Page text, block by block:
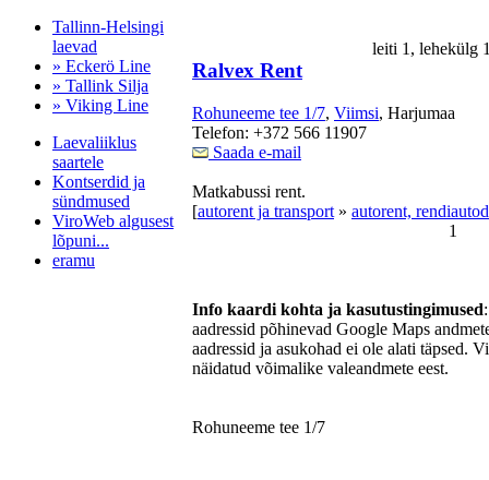
Tallinn-Helsingi
laevad
» Eckerö Line
» Tallink Silja
» Viking Line
Laevaliiklus
saartele
Kontserdid ja
sündmused
ViroWeb algusest
lõpuni...
eramu
leiti 1,
Ralvex Rent
Rohuneeme tee 1/7, Viimsi, Harjumaa
Telefon: +372 566 11907
Saada e-mail
Matkabussi rent.
[autorent ja transport » autorent, rendiautod
1
Info kaardi kohta ja kasutustingimused
aadressid põhinevad Google Maps
aadressid ja asukohad ei ole alati täpsed.
näidatud võimalike valeandmete eest.
Rohuneeme tee 1/7